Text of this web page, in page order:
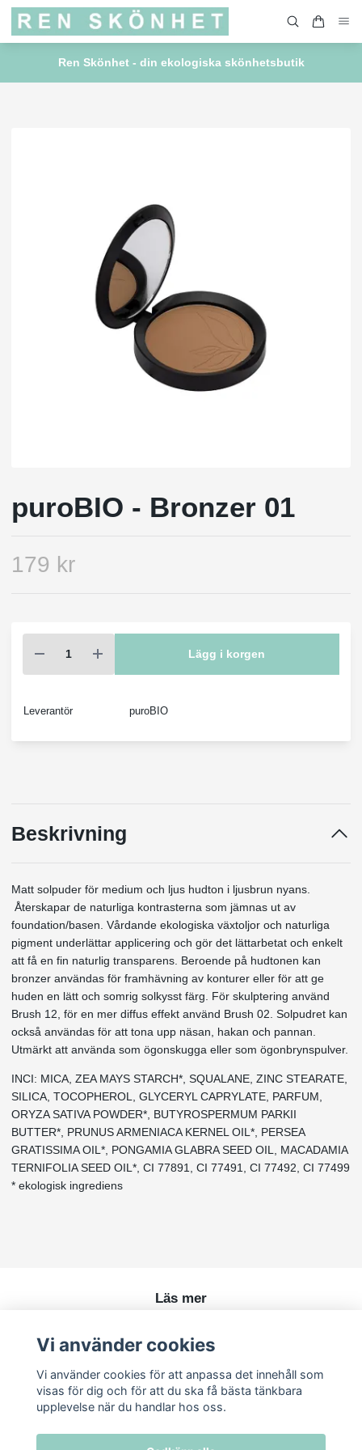
Ren Skönhet - din ekologiska skönhetsbutik
puroBIO - Bronzer 01
179 kr
Lägg i korgen
Leverantör puroBIO
Beskrivning
Matt solpuder för medium och ljus hudton i ljusbrun nyans.
Återskapar de naturliga kontrasterna som jämnas ut av
foundation/basen. Vårdande ekologiska växtoljor och naturliga
pigment underlättar applicering och gör det lättarbetat och enkelt
att få en fin naturlig transparens. Beroende på hudtonen kan
bronzer användas för framhävning av konturer eller för att ge
huden en lätt och somrig solkysst färg. För skulptering använd
Brush 12, för en mer diffus effekt använd Brush 02. Solpudret kan
också användas för att tona upp näsan, hakan och pannan.
Utmärkt att använda som ögonskugga eller som ögonbrynspulver.
INCI: MICA, ZEA MAYS STARCH*, SQUALANE, ZINC STEARATE,
SILICA, TOCOPHEROL, GLYCERYL CAPRYLATE, PARFUM,
ORYZA SATIVA POWDER*, BUTYROSPERMUM PARKII
BUTTER*, PRUNUS ARMENIACA KERNEL OIL*, PERSEA
GRATISSIMA OIL*, PONGAMIA GLABRA SEED OIL, MACADAMIA
TERNIFOLIA SEED OIL*, CI 77891, CI 77491, CI 77492, CI 77499
* ekologisk ingrediens
Läs mer
Kontakt
Vi använder cookies
Vi använder cookies för att anpassa det innehåll som
visas för dig och för att du ska få bästa tänkbara
upplevelse när du handlar hos oss.